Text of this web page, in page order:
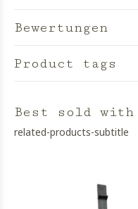
Bewertungen
Product tags
Best sold with
related-products-subtitle